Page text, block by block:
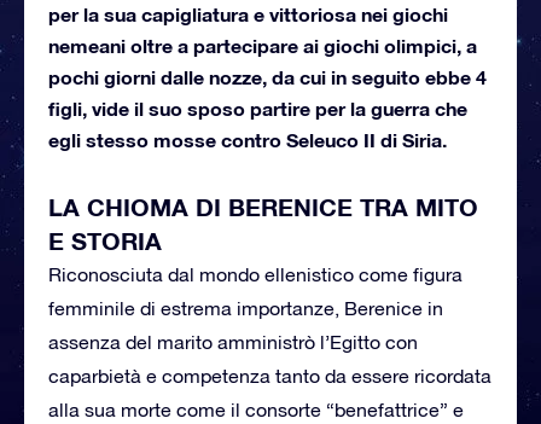
per la sua capigliatura e vittoriosa nei giochi
nemeani oltre a partecipare ai giochi olimpici, a
pochi giorni dalle nozze, da cui in seguito ebbe 4
figli, vide il suo sposo partire per la guerra che
egli stesso mosse contro Seleuco II di Siria.
LA CHIOMA DI BERENICE TRA MITO
E STORIA
Riconosciuta dal mondo ellenistico come figura
femminile di estrema importanze, Berenice in
assenza del marito amministrò l’Egitto con
caparbietà e competenza tanto da essere ricordata
alla sua morte come il consorte “benefattrice” e